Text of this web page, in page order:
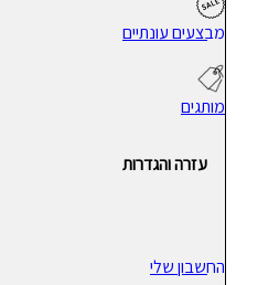
מבצעים עונתיים
מותגים
עזרה והגדרות
החשבון שלי